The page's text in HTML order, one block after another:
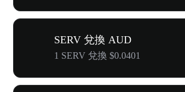
SERV 兌換 AUD
1 SERV 兌換 $0.0401